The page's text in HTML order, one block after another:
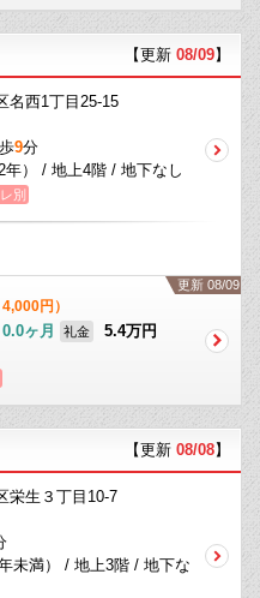
【更新 08/09】
名西1丁目25-15
9分
年） / 地上4階 / 地下なし
別
更新 08/09
円）
0.0ヶ月 礼金
5.4万円
【更新 08/08】
栄生３丁目10-7
未満） / 地上3階 / 地下な